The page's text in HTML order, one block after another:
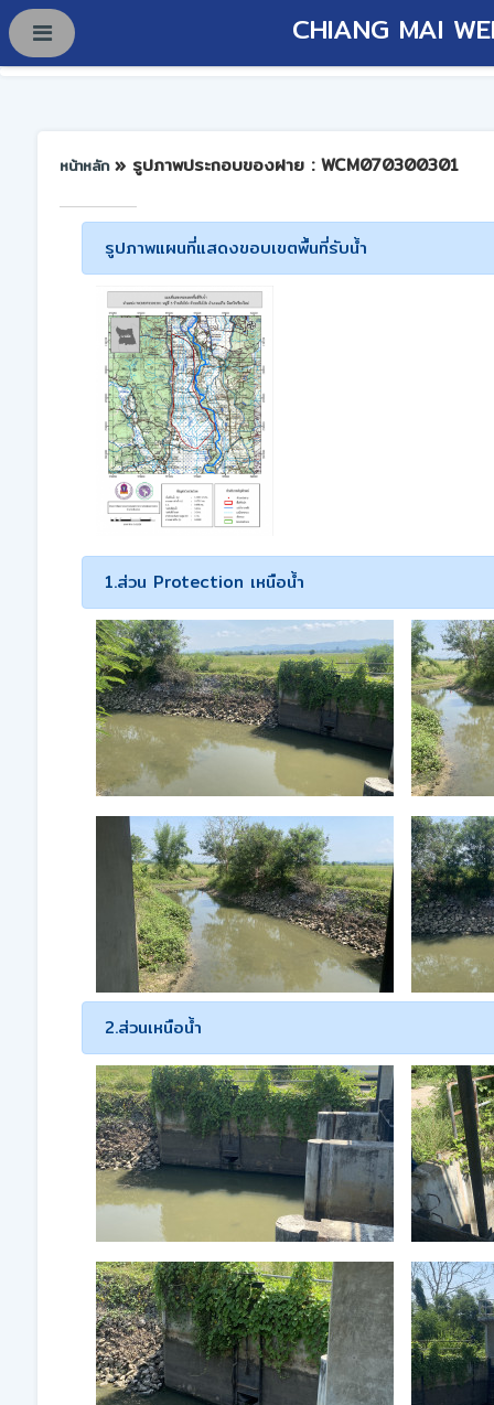
CHIANG MAI
หน้าหลัก » รูปภาพประกอบของฝาย : WCM070300301
รูปภาพแผนที่แสดงขอบเขตพื้นที่รับน้ำ
1.ส่วน Protection เหนือน้ำ
2.ส่วนเหนือน้ำ